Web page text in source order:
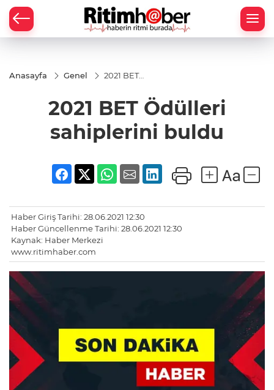
Anasayfa Genel
2021 BET
buldu
2021 BET Ödülleri
sahiplerini buldu
Haber Giriş Tarihi: 28.06.2021 12:30
Haber Güncellenme Tarihi: 28.06.2021 12:30
Kaynak: Haber Merkezi
www.ritimhaber.com